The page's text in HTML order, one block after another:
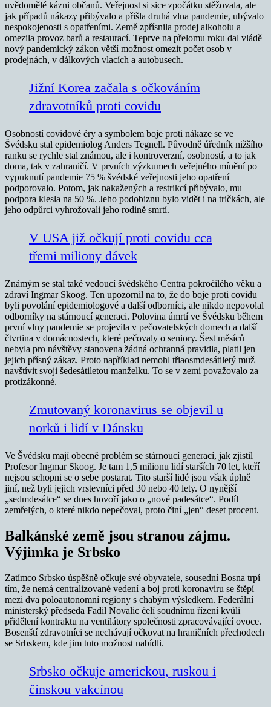
uvědomělé kázni občanů. Veřejnost si sice zpočátku stěžovala, ale
jak případů nákazy přibývalo a přišla druhá vlna pandemie, ubývalo
nespokojenosti s opatřeními. Země zpřísnila prodej alkoholu a
omezila provoz barů a restaurací. Teprve na přelomu roku dal vládě
nový pandemický zákon větší možnost omezit počet osob v
prodejnách, v dálkových vlacích a autobusech.
Jižní Korea začala s očkováním
zdravotníků proti covidu
Osobností covidové éry a symbolem boje proti nákaze se ve
Švédsku stal epidemiolog Anders Tegnell. Původně úředník nižšího
ranku se rychle stal známou, ale i kontroverzní, osobností, a to jak
doma, tak v zahraničí. V prvních výzkumech veřejného mínění po
vypuknutí pandemie 75 % švédské veřejnosti jeho opatření
podporovalo. Potom, jak nakažených a restrikcí přibývalo, mu
podpora klesla na 50 %. Jeho podobiznu bylo vidět i na tričkách, ale
jeho odpůrci vyhrožovali jeho rodině smrtí.
V USA již očkují proti covidu cca
třemi miliony dávek
Známým se stal také vedoucí švédského Centra pokročilého věku a
zdraví Ingmar Skoog. Ten upozornil na to, že do boje proti covidu
byli povolání epidemiologové a další odborníci, ale nikdo nepovolal
odborníky na stárnoucí generaci. Polovina úmrtí ve Švédsku během
první vlny pandemie se projevila v pečovatelských domech a další
čtvrtina v domácnostech, které pečovaly o seniory. Šest měsíců
nebyla pro návštěvy stanovena žádná ochranná pravidla, platil jen
jejich přísný zákaz. Proto například nemohl třiaosmdesátiletý muž
navštívit svoji šedesátiletou manželku. To se v zemi považovalo za
protizákonné.
Zmutovaný koronavirus se objevil u
norků i lidí v Dánsku
Ve Švédsku mají obecně problém se stárnoucí generací, jak zjistil
Profesor Ingmar Skoog. Je tam 1,5 milionu lidí starších 70 let, kteří
nejsou schopni se o sebe postarat. Tito starší lidé jsou však úplně
jiní, než byli jejich vrstevníci před 30 nebo 40 lety. O nynější
„sedmdesátce“ se dnes hovoří jako o „nové padesátce“. Podíl
zemřelých, o které nikdo nepečoval, proto činí „jen“ deset procent.
Balkánské země jsou stranou zájmu.
Výjimka je Srbsko
Zatímco Srbsko úspěšně očkuje své obyvatele, sousední Bosna trpí
tím, že nemá centralizované vedení a boj proti koronaviru se štěpí
mezi dva poloautonomní regiony s chabým výsledkem. Federální
ministerský předseda Fadil Novalic čelí soudnímu řízení kvůli
přidělení kontraktu na ventilátory společnosti zpracovávající ovoce.
Bosenští zdravotníci se nechávají očkovat na hraničních přechodech
se Srbskem, kde jim tuto možnost nabídli.
Srbsko očkuje americkou, ruskou i
čínskou vakcínou